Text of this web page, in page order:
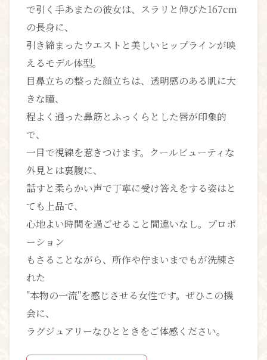
で引く手あまたの彼女は、スラリと伸びた167cm
の長身に、
引き締まったウエストと美しいヒップラインが映
えるモデル体型。
目鼻立ちの整った顔立ちは、透明感のある肌に大
きな瞳、
程よく通った鼻筋とふっくらとした唇が印象的
で、
一目で視線を惹きつけます。クールビューティな
外見とは裏腹に、
話すと柔らかい声で丁寧に受け答えをする姿はと
ても上品で、
心地よい時間を過ごせること間違いなし。プロポ
ーション
もさることながら、所作や佇まいまでもが洗練さ
れた
"本物の一流"を感じさせる女性です。ぜひこの機
会に、
ラグジュアリーなひとときをご体感ください。